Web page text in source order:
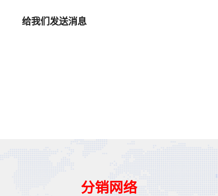
给我们发送消息
分销网络